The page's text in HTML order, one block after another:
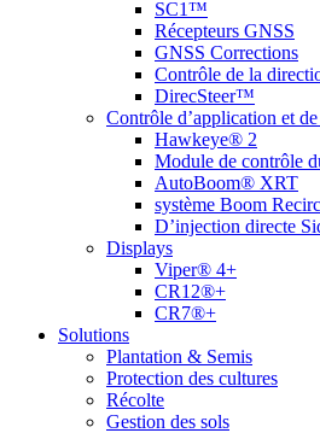
SC1™
Récepteurs GNSS
GNSS Corrections
Contrôle de la
DirecSteer™
Contrôle d’application et
Hawkeye® 2
Module de contrôle
AutoBoom® XRT
système Boom
D’injection directe
Displays
Viper® 4+
CR12®+
CR7®+
Solutions
Plantation & Semis
Protection des cultures
Récolte
Gestion des sols